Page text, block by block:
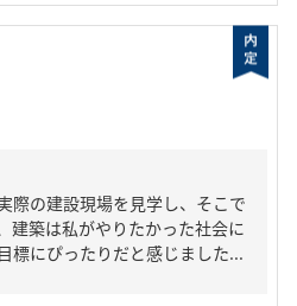
際の建設現場を見学し、そこで
建築は私がやりたかった社会に
標にぴったりだと感じました...